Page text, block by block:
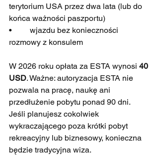
terytorium USA przez dwa lata (lub do
końca ważności paszportu)
•         wjazdu bez konieczności
rozmowy z konsulem
W 2026 roku opłata za ESTA wynosi 40
USD. Ważne: autoryzacja ESTA nie
pozwala na pracę, naukę ani
przedłużenie pobytu ponad 90 dni.
Jeśli planujesz cokolwiek
wykraczającego poza krótki pobyt
rekreacyjny lub biznesowy, konieczna
będzie tradycyjna wiza.